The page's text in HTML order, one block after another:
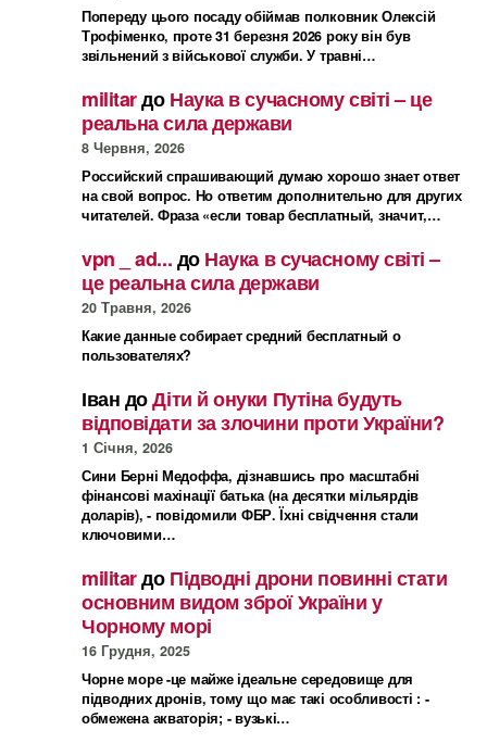
Попереду цього посаду обіймав полковник Олексій
Трофіменко, проте 31 березня 2026 року він був
звільнений з військової служби. У травні…
militarдоНаука в сучасному світі – це
реальна сила держави
8 Червня, 2026
Российский спрашивающий думаю хорошо знает ответ
на свой вопрос. Но ответим дополнительно для других
читателей. Фраза «если товар бесплатный, значит,…
vpn _ ad...доНаука в сучасному світі –
це реальна сила держави
20 Травня, 2026
Какие данные собирает средний бесплатный о
пользователях?
ІвандоДіти й онуки Путіна будуть
відповідати за злочини проти України?
1 Січня, 2026
Сини Берні Медоффа, дізнавшись про масштабні
фінансові махінації батька (на десятки мільярдів
доларів), - повідомили ФБР. Їхні свідчення стали
ключовими…
militarдоПідводні дрони повинні стати
основним видом зброї України у
Чорному морі
16 Грудня, 2025
Чорне море -це майже ідеальне середовище для
підводних дронів, тому що має такі особливості : -
обмежена акваторія; - вузькі…